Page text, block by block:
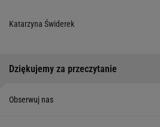
Katarzyna Świderek
Dziękujemy za przeczytanie
Obserwuj nas